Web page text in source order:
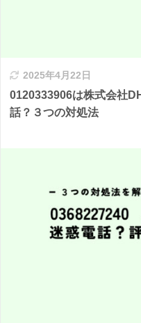
2025年4月22日
0120333906は株式会社
話？３つの対処法